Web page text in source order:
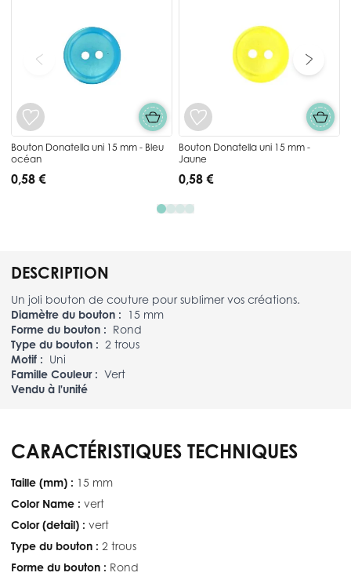
DESCRIPTION
Un joli bouton de couture pour sublimer vos créations.
Diamètre du bouton :
15 mm
Forme du bouton : Rond
Type du bouton : 2 trous
Motif : Uni
Famille Couleur : Vert
Vendu à l'unité
Bouton Donatella uni 15 mm - Bleu
océan
0,58 €
Bouton Donatella uni 15 mm -
Jaune
0,58 €
CARACTÉRISTIQUES TECHNIQUES
Taille (mm) : 15 mm
Color Name : vert
Color (detail) : vert
Type du bouton : 2 trous
Forme du bouton : Rond